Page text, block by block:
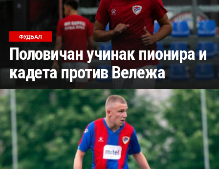
ФУДБАЛ
Половичан учинак пионира и
кадета против Вележа